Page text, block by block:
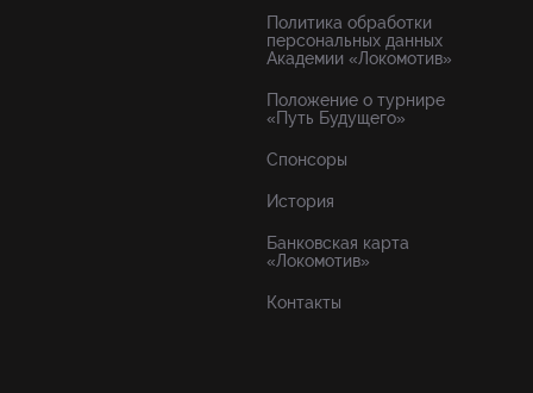
Политика обработки
персональных данных
Академии «Локомотив»
Положение о турнире
«Путь Будущего»
Спонсоры
История
Банковская карта
«Локомотив»
Контакты